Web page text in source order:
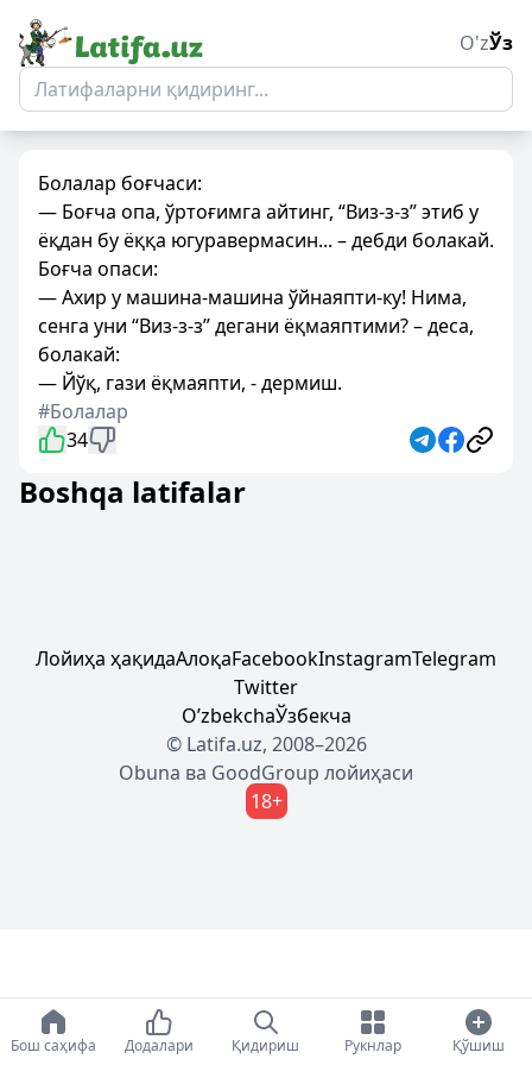
O'zЎз
Болалар боғчаси:
— Боғча опа, ўртоғимга айтинг, “Виз-з-з” этиб у
ёқдан бу ёққа югуравермасин... – дебди болакай.
Боғча опаси:
— Ахир у машина-машина ўйнаяпти-ку! Нима,
сенга уни “Виз-з-з” дегани ёқмаяптими? – деса,
болакай:
— Йўқ, гази ёқмаяпти, - дермиш.
#Болалар
34
Boshqa latifalar
Лойиҳа ҳақидаАлоқаFacebookInstagramTelegram
Twitter
OʼzbekchaЎзбекча
© Latifa.uz, 2008–2026
Obuna ва GoodGroup лойиҳаси
18+
Бош саҳифа Додалари Қидириш Рукнлар Қўшиш